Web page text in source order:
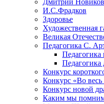
Дмитрий Новиков
И.С.Фрадков
Здоровье
Художественная
Великая
Педагогика С.
Педагогика
Конкурс
Конкурс «Во весь
Конкурс новой
Каким мы